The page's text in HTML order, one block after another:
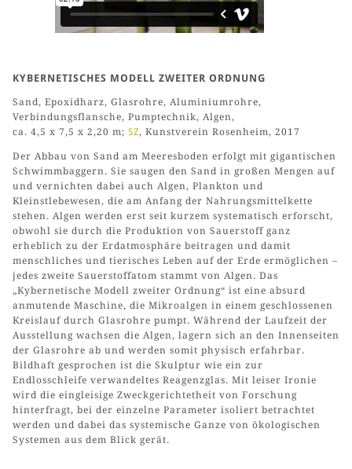
KYBERNETISCHES MODELL ZWEITER ORDNUNG
Sand, Epoxidharz, Glasrohre, Aluminiumrohre,
Verbindungsflansche, Pumptechnik, Algen,
ca. 4,5 x 7,5 x 2,20 m; SZ, Kunstverein Rosenheim, 2017
Der Abbau von Sand am Meeresboden erfolgt mit gigantischen
Schwimmbaggern. Sie saugen den Sand in großen Mengen auf
und vernichten dabei auch Algen, Plankton und
Kleinstlebewesen, die am Anfang der Nahrungsmittelkette
stehen. Algen werden erst seit kurzem systematisch erforscht,
obwohl sie durch die Produktion von Sauerstoff ganz
erheblich zu der Erdatmosphäre beitragen und damit
menschliches und tierisches Leben auf der Erde ermöglichen –
jedes zweite Sauerstoffatom stammt von Algen. Das
„Kybernetische Modell zweiter Ordnung“ ist eine absurd
anmutende Maschine, die Mikroalgen in einem geschlossenen
Kreislauf durch Glasrohre pumpt. Während der Laufzeit der
Ausstellung wachsen die Algen, lagern sich an den Innenseiten
der Glasrohre ab und werden somit physisch erfahrbar.
Bildhaft gesprochen ist die Skulptur wie ein zur
Endlosschleife verwandeltes Reagenzglas. Mit leiser Ironie
wird die eingleisige Zweckgerichtetheit von Forschung
hinterfragt, bei der einzelne Parameter isoliert betrachtet
werden und dabei das systemische Ganze von ökologischen
Systemen aus dem Blick gerät.